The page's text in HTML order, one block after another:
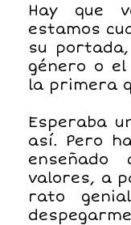
Hay que
estamos
su
género o
la primera
Esperaba
así. Pero
valores, a
rato